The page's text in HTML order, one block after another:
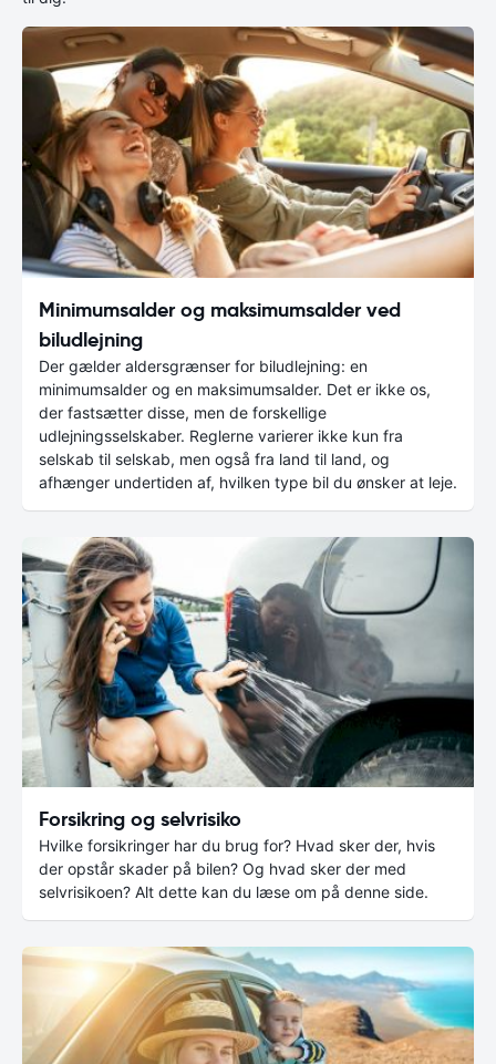
Minimumsalder og maksimumsalder ved
biludlejning
Der gælder aldersgrænser for biludlejning: en
minimumsalder og en maksimumsalder. Det er ikke os,
der fastsætter disse, men de forskellige
udlejningsselskaber. Reglerne varierer ikke kun fra
selskab til selskab, men også fra land til land, og
afhænger undertiden af, hvilken type bil du ønsker at leje.
Forsikring og selvrisiko
Hvilke forsikringer har du brug for? Hvad sker der, hvis
der opstår skader på bilen? Og hvad sker der med
selvrisikoen? Alt dette kan du læse om på denne side.